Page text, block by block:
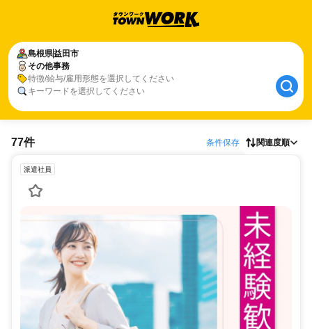
島根県益田市
その他事務
特徴/給与/雇用形態を選択してください
キーワードを選択してください
77件 条件保存 関連度順
派遣社員